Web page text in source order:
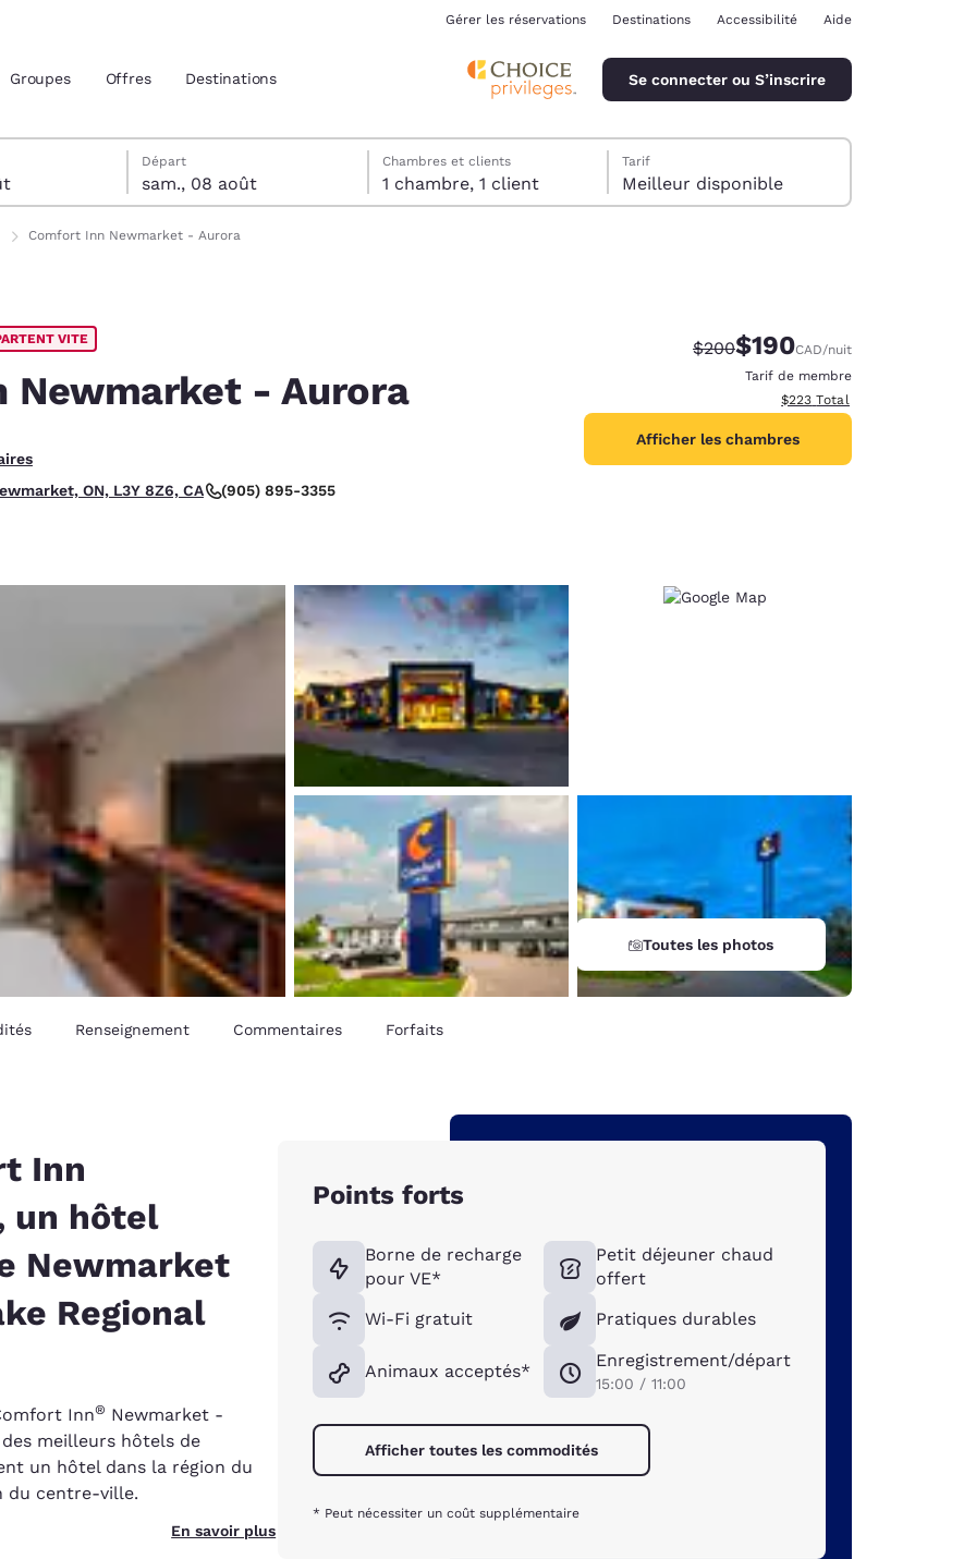
actuels
México
España
Español
France
English
Italy
India New Zealand
English
Gérer les réservations Destinations Accessibilité Aide
Groupes Offres Destinations Se connecter ou S’inscrire
Départ
sam., 08 août
au samedi 8 août
au vendredi 7 août
Chambres et clients
1 chambre, 1 client
Tarif
Meilleur disponible
Comfort Inn Newmarket - Aurora
VITE
Newmarket - Aurora
ON, L3Y 8Z6, CA
(905) 895-3355
Tarif barré :
$200Tarif réduit :
$190CAD/nuit
Tarif de membre
Afficher les détails totaux
$223 Total
Afficher les chambres
Toutes les photos
Renseignement Commentaires Forfaits
Inn
un hôtel
Newmarket
Regional
Inn® Newmarket -
meilleurs hôtels de
un hôtel dans la région du
du centre-ville.
En savoir plus
Points forts
Borne de recharge
pour VE*
Wi-Fi gratuit
Animaux acceptés*
Petit déjeuner chaud
offert
Pratiques durables
Enregistrement/départ
15:00 / 11:00
Afficher toutes les commodités
* Peut nécessiter un coût supplémentaire